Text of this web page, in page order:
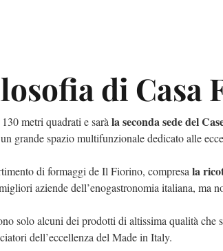
di Casa
metri quadrati e sarà la seconda sede del
grande spazio multifunzionale dedicato alle
di formaggi de Il Fiorino, compresa la
aziende dell’enogastronomia italiana, ma
solo alcuni dei prodotti di altissima qualità che
dell’eccellenza del Made in Italy.